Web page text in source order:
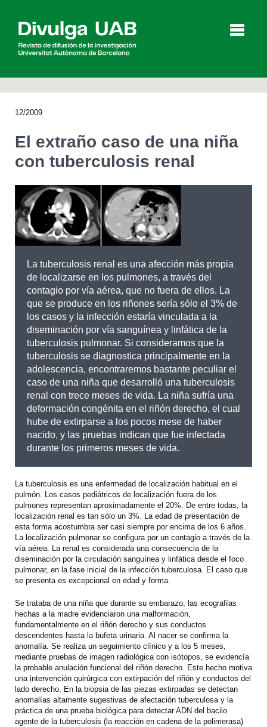
English Català
12/2009
El extraño caso de una niña
con tuberculosis renal
La tuberculosis renal es una afección más propia
de localizarse en los pulmones, a través del
contagio por vía aérea, que no fuera de ellos. La
que se produce en los riñones sería sólo el 3% de
los casos y la infección estaría vinculada a la
diseminación por vía sanguínea y linfática de la
tuberculosis pulmonar. Si consideramos que la
tuberculosis se diagnostica principalmente en la
adolescencia, encontraremos bastante peculiar el
caso de una niña que desarrolló una tuberculosis
renal con trece meses de vida. La niña sufría una
deformación congénita en el riñón derecho, el cual
hube de extirparse a los pocos mese de haber
nacido, y las pruebas indican que fue infectada
durante los primeros meses de vida.
La tuberculosis es una enfermedad de localización habitual en el
pulmón. Los casos pediátricos de localización fuera de los
pulmones representan aproximadamente el 20%. De entre todas, la
localización renal es tan sólo un 3%. La edad de presentación de
esta forma acostumbra ser casi siempre por encima de los 6 años.
La localización pulmonar se configura por un contagio a través de la
vía aérea. La renal es considerada una consecuencia de la
diseminación por la circulación sanguínea y linfática desde el foco
pulmonar, en la fase inicial de la infección tuberculosa. El caso que
se presenta es excepcional en edad y forma.
Se trataba de una niña que durante su embarazo, las ecografías
hechas a la madre evidenciaron una malformación,
fundamentalmente en el riñón derecho y sus conductos
descendentes hasta la bufeta urinaria. Al nacer se confirma la
anomalía. Se realiza un seguimiento clínico y a los 5 meses,
mediante pruebas de imagen radiológica con isótopos, se evidencía
la probable anulación funcional del riñón derecho. Este hecho motiva
una intervención quirúrgica con extirpación del riñón y conductos del
lado derecho. En la biopsia de las piezas extirpadas se detectan
anomalías altamente sugestivas de afectación tuberculosa y la
práctica de una prueba biológica para detectar ADN del bacilo
agente de la tuberculosis (la reacción en cadena de la polimerasa)